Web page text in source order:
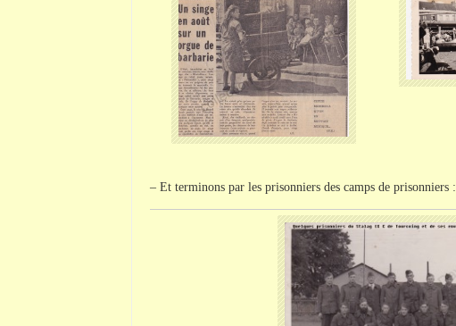
– Et terminons par les prisonniers des camps de prisonniers :